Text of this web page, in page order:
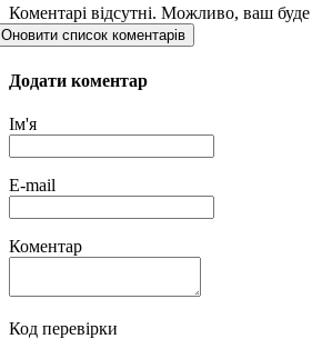
Коментарі відсутні. Можливо, ваш
Оновити список коментарів
Додати коментар
Ім'я
E-mail
Коментар
Код перевірки